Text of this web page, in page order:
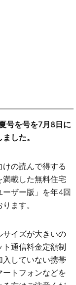
号を号を7月8日に
した。
の読んで得する
満載した無料住宅
ザー版」を年4回
ます。
サイズが大きいの
ト通信料金定額制
入していない携帯
ートフォンなどを